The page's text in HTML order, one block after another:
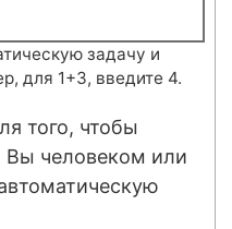
задачу и
для 1+3, введите 4.
того, чтобы
Вы человеком или